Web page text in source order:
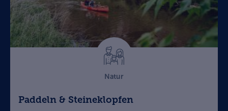
Natur
Paddeln & Steineklopfen